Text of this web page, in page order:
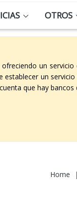
OTROS
un
un
que hay
Home |